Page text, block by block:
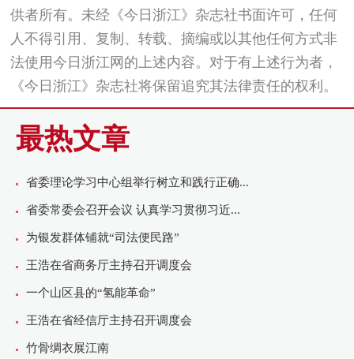
供者所有。未经《今日浙江》杂志社书面许可，任何
人不得引用、复制、转载、摘编或以其他任何方式非
法使用今日浙江网的上述内容。对于有上述行为者，
《今日浙江》杂志社将保留追究其法律责任的权利。
最热文章